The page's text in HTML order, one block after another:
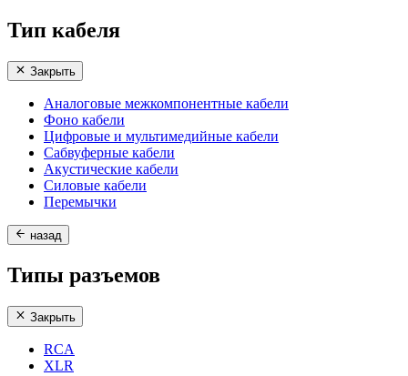
Тип кабеля
Закрыть
Аналоговые межкомпонентные кабели
Фоно кабели
Цифровые и мультимедийные кабели
Сабвуферные кабели
Акустические кабели
Силовые кабели
Перемычки
назад
Типы разъемов
Закрыть
RCA
XLR